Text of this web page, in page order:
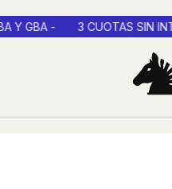
3 CUOTAS SIN INTERÉS -